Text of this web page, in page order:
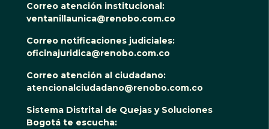
Correo atención institucional:
ventanillaunica@renobo.com.co
Correo notificaciones judiciales:
oficinajuridica@renobo.com.co
Correo atención al ciudadano:
atencionalciudadano@renobo.com.co
Sistema Distrital de Quejas y Soluciones
Bogotá te escucha: